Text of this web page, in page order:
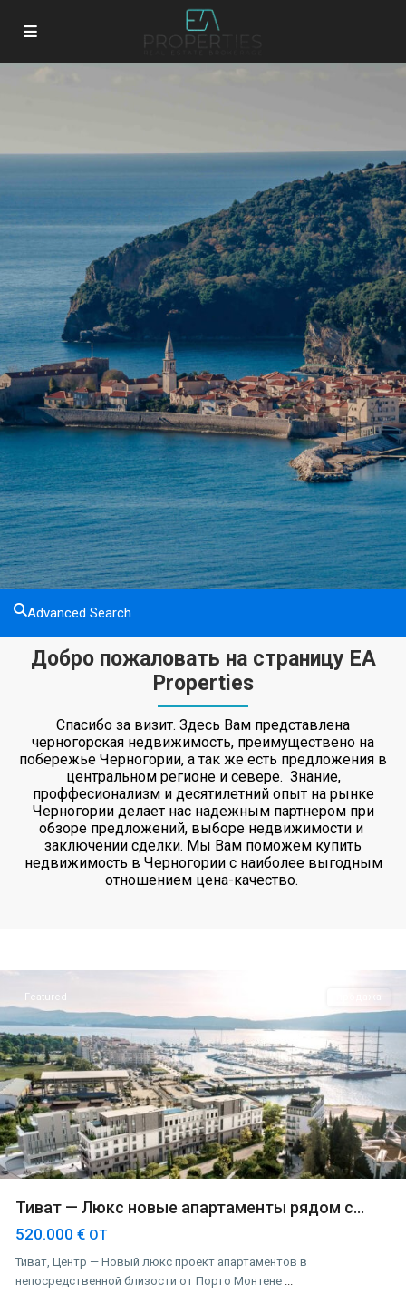
Advanced Search
Добро пожаловать на страницу EA
Properties
Спасибо за визит. Здесь Вам представлена
черногорская недвижимость, преимуществено на
побережье Черногории, а так же есть предложения в
центральном регионе и севере. Знание,
проффесионализм и десятилетний опыт на рынке
Черногории делает нас надежным партнером при
обзоре предложений, выборе недвижимости и
заключении сделки. Мы Вам поможем купить
недвижимость в Черногории с наиболее выгодным
отношением цена-качество.
Featured
Тиват — Люкс новые апартаменты рядом с...
520.000 € ОТ
Тиват, Центр — Новый люкс проект апартаментов в
непосредственной близости от Порто Монтене ...